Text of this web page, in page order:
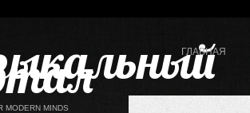
MODERN MINDS
ГЛАВНАЯ